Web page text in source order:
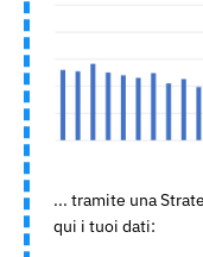
... tramite una
qui i tuoi dati: